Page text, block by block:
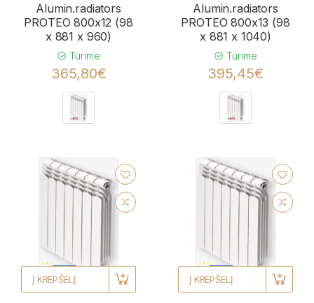
Alumin.radiators
PROTEO 800x12 (98
x 881 x 960)
Turime
365,80€
Alumin.radiators
PROTEO 800x13 (98
x 881 x 1040)
Turime
395,45€
Į KREPŠELĮ Į KREPŠELĮ